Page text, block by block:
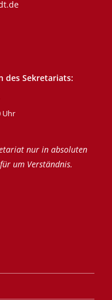
des Sekretariats:
Uhr
nur in absoluten
um Verständnis.